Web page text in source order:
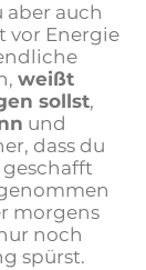
auch
vor Energie
weißt
sollst,
und
dass du
morgens
noch
spürst.